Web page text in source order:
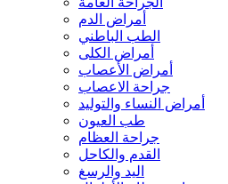
أمراض الدم
الطب الباطني
أمراض الكلى
أمراض الأعصاب
جراحة الاعصاب
أمراض النساء والتوليد
طب العيون
جراحة العظام
القدم والكاحل
اليد والرسغ